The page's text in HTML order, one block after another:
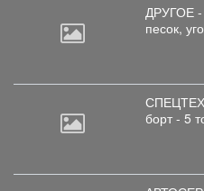
ДРУГОЕ
песок,
борт - 5